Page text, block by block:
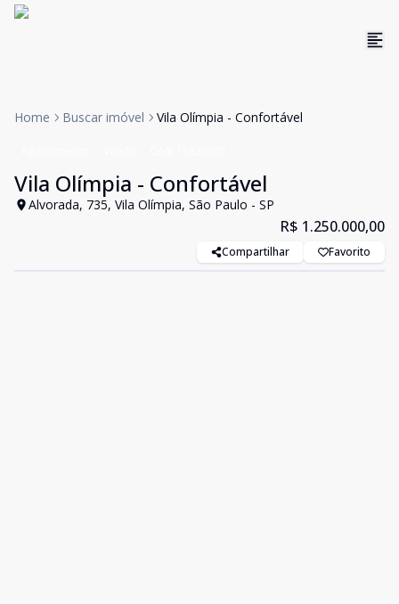
Home Buscar imóvel Vila Olímpia - Confortável
Vila Olímpia - Confortável
Alvorada, 735, Vila Olímpia, São Paulo - SP
R$ 1.250.000,00
Compartilhar Favorito